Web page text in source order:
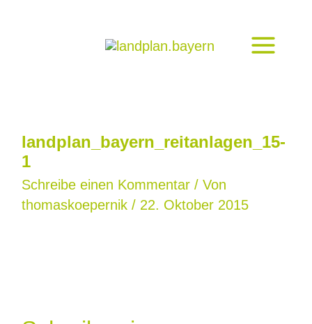
landplan_bayern_reitanlagen_15-
1
Schreibe einen Kommentar / Von
thomaskoepernik / 22. Oktober 2015